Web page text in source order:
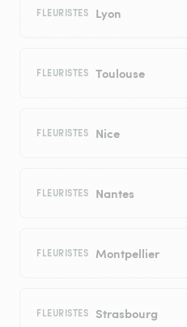
FLEURISTES Lyon
FLEURISTES Toulouse
FLEURISTES Nice
FLEURISTES Nantes
FLEURISTES Montpellier
FLEURISTES Strasbourg